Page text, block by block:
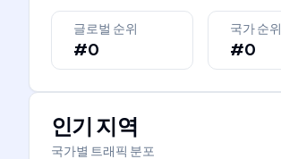
글로벌 순위
#0
국가 순위
#0
인기 지역
국가별 트래픽 분포